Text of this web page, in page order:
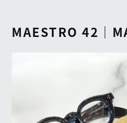
MAESTRO 42｜